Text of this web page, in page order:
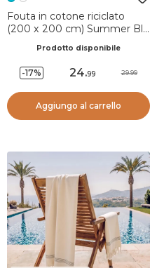
Fouta in cotone riciclato
(200 x 200 cm) Summer Blu
Prodotto disponibile
-17% 24.99 29.99
Aggiungo al carrello